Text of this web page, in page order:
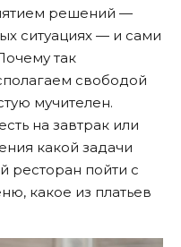
решений —
ситуациях — и сами
так
свободой
мучителен.
на завтрак или
какой задачи
ресторан пойти с
какое из платьев